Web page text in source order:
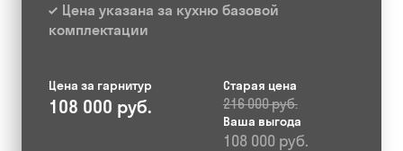
Цена указана за кухню базовой
комплектации
Цена за гарнитур
108 000 руб.
Старая цена
216 000 руб.
Ваша выгода
108 000 руб.